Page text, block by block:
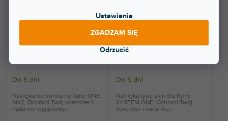
Ustawienia
Odrzucić
ZGADZAM SIĘ
Espresso
Do 5 dni
Naklejka ochronna na Rane ONE
MK2. Ochroni Twój kontroler i
nada mu wyjątkowy...
COLORS Nardo Grey
Do 5 dni
Naklejka typu skin dla Rane
SYSTEM ONE. Ochroni Twój
kontroler i nada mu...